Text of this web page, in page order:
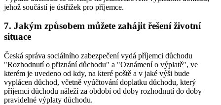
jehož součástí je ústřižek pro příjemce.
7. Jakým způsobem můžete zahájit řešení životní
situace
Česká správa sociálního zabezpečení vydá příjemci důchodu
"Rozhodnutí o přiznání důchodu" a "Oznámení o výplatě", ve
kterém je uvedeno od kdy, na které poště a v jaké výši bude
vyplácen důchod, včetně vyúčtování doplatku důchodu, který
příjemci důchodu náleží za období od doby rozhodnutí do doby
pravidelné výplaty důchodu.